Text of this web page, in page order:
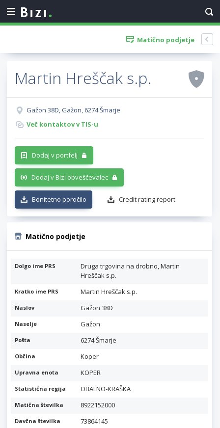
Matično podjetje
Martin Hreščak s.p.
Gažon 38D, Gažon, 6274 Šmarje
Več kontaktov v TIS-u
Dodaj v portfelj
Dodaj v Bizi obveščevalec
Bonitetno poročilo Credit rating report
Matično podjetje
Dolgo ime PRS
Druga trgovina na drobno, Martin
Hreščak s.p.
Kratko ime PRS Martin Hreščak s.p.
Naslov Gažon 38D
Naselje Gažon
Pošta 6274 Šmarje
Občina Koper
Upravna enota KOPER
Statistična regija OBALNO-KRAŠKA
Matična številka 8922152000
Davčna številka 73864145